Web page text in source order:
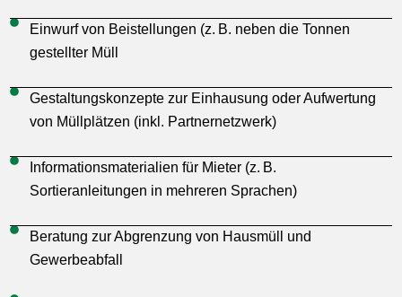
Einwurf von Beistellungen (z. B. neben die Tonnen
gestellter Müll
Gestaltungskonzepte zur Einhausung oder Aufwertung
von Müllplätzen (inkl. Partnernetzwerk)
Informationsmaterialien für Mieter (z. B.
Sortieranleitungen in mehreren Sprachen)
Beratung zur Abgrenzung von Hausmüll und
Gewerbeabfall